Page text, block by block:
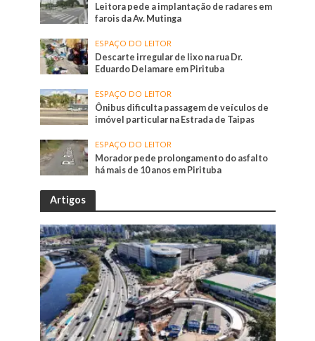
Leitora pede a implantação de radares em
farois da Av. Mutinga
ESPAÇO DO LEITOR
Descarte irregular de lixo na rua Dr.
Eduardo Delamare em Pirituba
ESPAÇO DO LEITOR
Ônibus dificulta passagem de veículos de
imóvel particular na Estrada de Taipas
ESPAÇO DO LEITOR
Morador pede prolongamento do asfalto
há mais de 10 anos em Pirituba
Artigos